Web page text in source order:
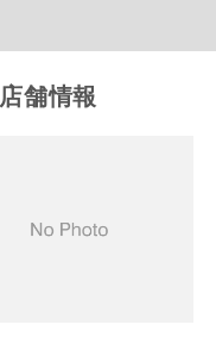
舗情報